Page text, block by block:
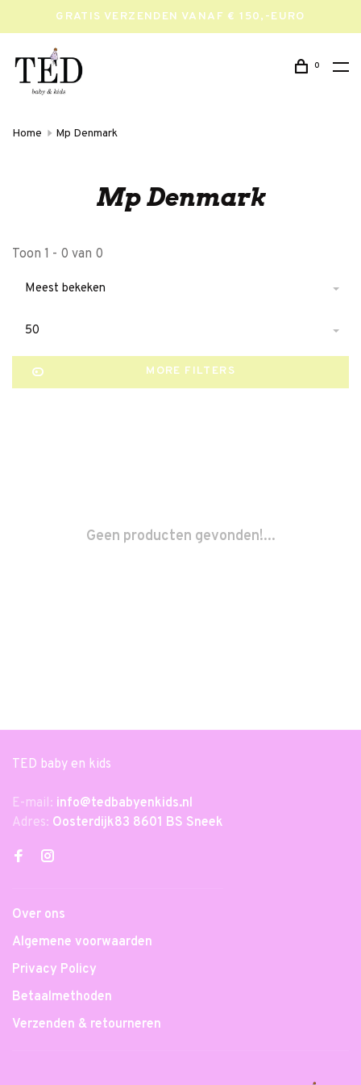
GRATIS VERZENDEN VANAF € 150,-EURO
0
Home Mp Denmark
Mp Denmark
Toon 1 - 0 van 0
Meest bekeken
50
MORE FILTERS
Geen producten gevonden!...
TED baby en kids
E-mail: info@tedbabyenkids.nl
Adres: Oosterdijk83 8601 BS Sneek
Over ons
Algemene voorwaarden
Privacy Policy
Betaalmethoden
Verzenden & retourneren